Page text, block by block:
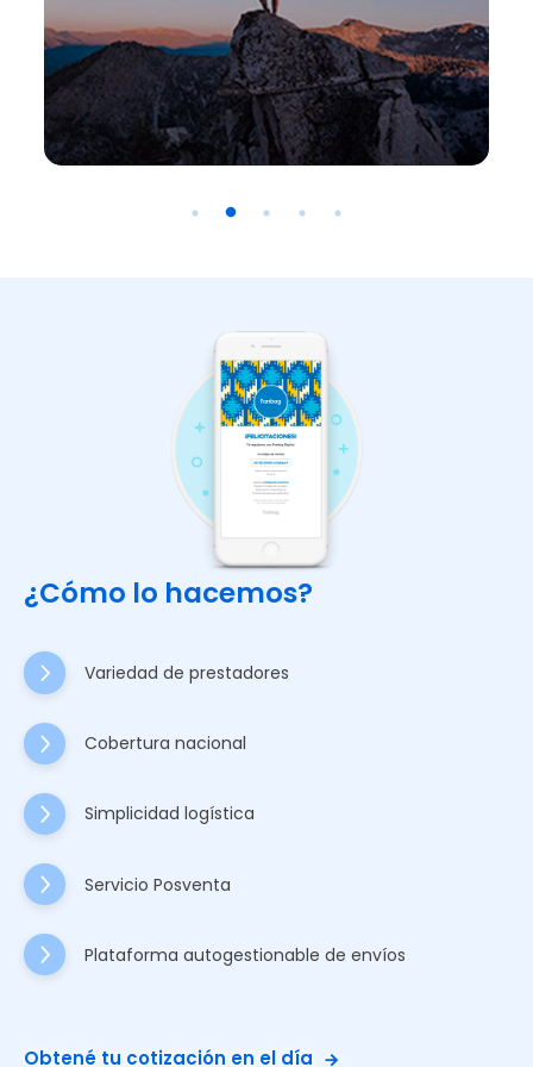
¿Cómo lo hacemos?
Variedad de prestadores
Cobertura nacional
Simplicidad logística
Servicio Posventa
Plataforma autogestionable de envíos
Obtené tu cotización en el día